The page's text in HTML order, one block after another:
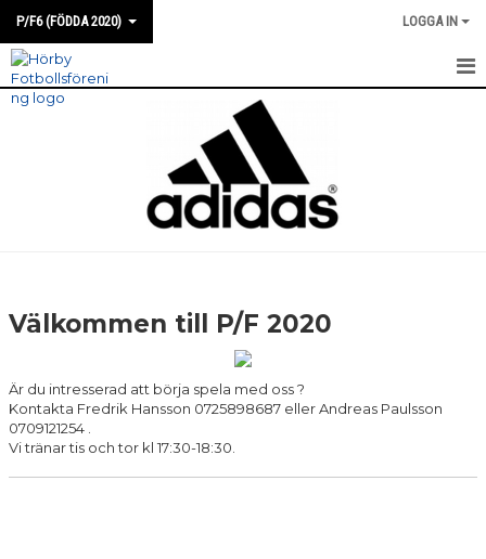
P/F6 (FÖDDA 2020) LOGGA IN
HEM
DOKUMENT
KONTAKT
Välkommen till P/F 2020
Är du intresserad att börja spela med oss ?
Kontakta Fredrik Hansson 0725898687 eller Andreas Paulsson
0709121254 .
Vi tränar tis och tor kl 17:30-18:30.